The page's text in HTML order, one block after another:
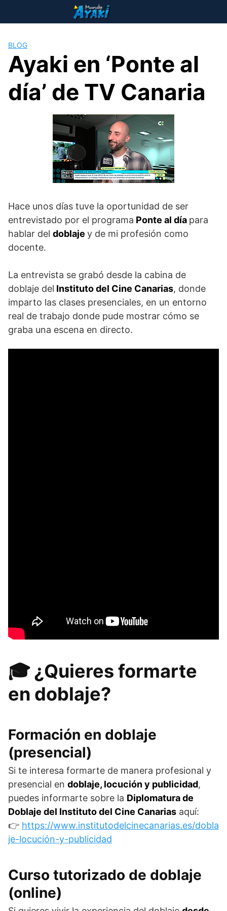
BLOG
Ayaki en ‘Ponte al
día’ de TV Canaria
Hace unos días tuve la oportunidad de ser
entrevistado por el programa Ponte al día para
hablar del doblaje y de mi profesión como
docente.
La entrevista se grabó desde la cabina de
doblaje del Instituto del Cine Canarias, donde
imparto las clases presenciales, en un entorno
real de trabajo donde pude mostrar cómo se
graba una escena en directo.
🎓 ¿Quieres formarte
en doblaje?
Formación en doblaje
(presencial)
Si te interesa formarte de manera profesional y
presencial en doblaje, locución y publicidad,
puedes informarte sobre la Diplomatura de
Doblaje del Instituto del Cine Canarias aquí:
👉 https://www.institutodelcinecanarias.es/dobla
je-locución-y-publicidad
Curso tutorizado de doblaje
(online)